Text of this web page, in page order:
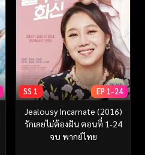
SS 1 EP 1-24
Jealousy Incarnate (2016)
รักเลยไม่ต้องฝัน ตอนที่ 1-24
จบ พากย์ไทย